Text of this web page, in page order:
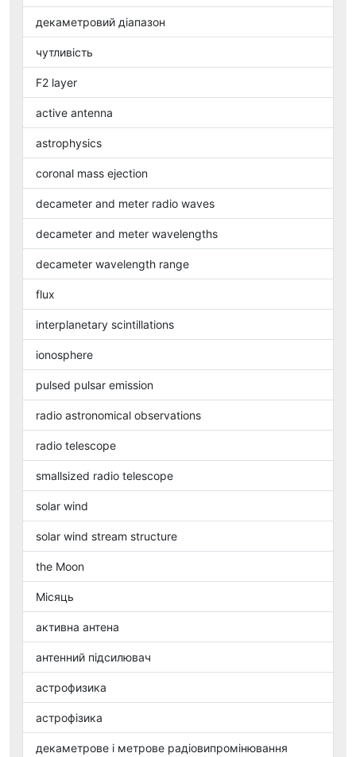
декаметровий діапазон
чутливість
F2 layer
active antenna
astrophysics
coronal mass ejection
decameter and meter radio waves
decameter and meter wavelengths
decameter wavelength range
flux
interplanetary scintillations
ionosphere
pulsed pulsar emission
radio astronomical observations
radio telescope
smallsized radio telescope
solar wind
solar wind stream structure
the Moon
Місяць
активна антена
антенний підсилювач
астрофизика
астрофізика
декаметрове і метрове радіовипромінювання